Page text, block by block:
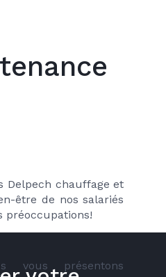
Delpech chauffage et
être de nos salariés
vous présentons